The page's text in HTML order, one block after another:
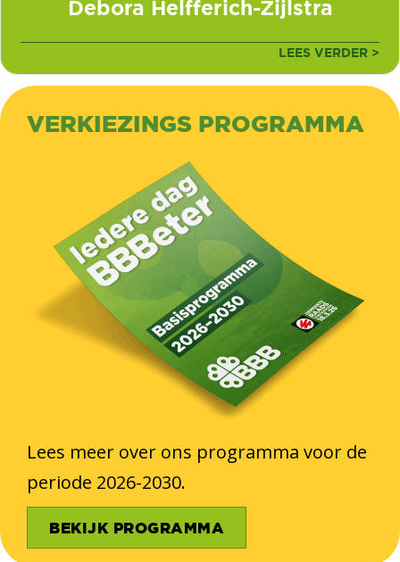
Debora Helfferich-Zijlstra
LEES VERDER >
VERKIEZINGS PROGRAMMA
Lees meer over ons programma voor de
periode 2026-2030.
BEKIJK PROGRAMMA